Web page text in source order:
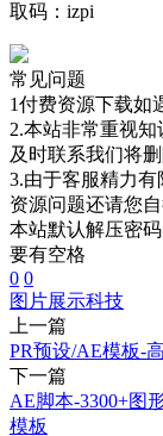
取码：izpi
常见问题
1付费资源下载如
2.本站非常重视
及时联系我们将
3.由于客服精力
资源问题还请您
本站默认解压密
要有空格
0 0
图片展示科技
上一篇
PR预设/AE模板-
下一篇
AE脚本-3300+图
模板